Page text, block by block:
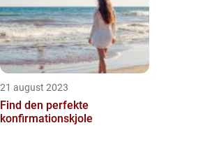
21 august 2023
Find den perfekte
konfirmationskjole